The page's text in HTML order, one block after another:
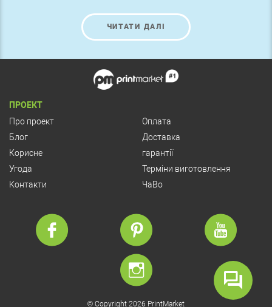
ЧИТАТИ ДАЛІ
ПРОЕКТ
Про проект
Блог
Корисне
Угода
Контакти
Оплата
Доставка
гарантії
Терміни виготовлення
ЧаВо
© Copyright 2026 PrintMarket